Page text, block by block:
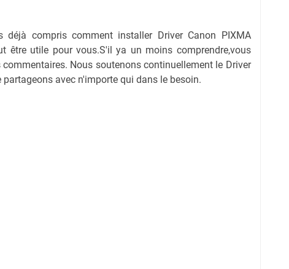
déjà compris comment installer Driver Canon PIXMA
être utile pour vous.S'il ya un moins comprendre,vous
Nous soutenons continuellement le Driver
partageons avec n'importe qui dans le besoin.